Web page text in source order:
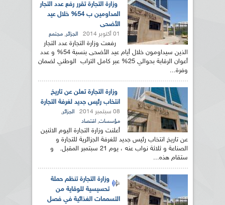
وزارة التجارة تقرر رفع عدد التجار
المداومين ب 54% خلال عيد
الأضحى
01 أكتوبر 2014 الجزائر, مجتمع
رفعت وزارة التجارة عدد التجار
الذين سيداومون خلال أيام عيد الأضحى بنسبة 54% و عدد
أعوان الرقابة بحوالي 25% عبر كامل التراب الوطني لضمان
وفرة...
وزارة التجارة تعلن عن تاريخ
انتخاب رئيس جديد لغرفة التجارة
08 سبتمبر 2014 الجزائر,
مؤسسات, اقتصاد
أعلنت وزارة التجارة اليوم الاثنين
عن تاريخ انتخاب رئيس جديد للغرفة الجزائرية للتجارة و
الصناعة و ثلاثة نواب عنه ، يوم 21 سبتمبر المقبل. و
ستقام هذه...
وزارة التجارة تنظم حملة
تحسيسية للوقاية من
التسممات الغذائية في فصل